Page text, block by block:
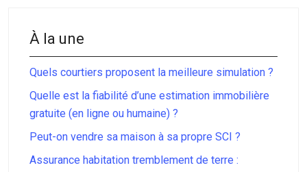
À la une
Quels courtiers proposent la meilleure simulation ?
Quelle est la fiabilité d’une estimation immobilière
gratuite (en ligne ou humaine) ?
Peut-on vendre sa maison à sa propre SCI ?
Assurance habitation tremblement de terre :